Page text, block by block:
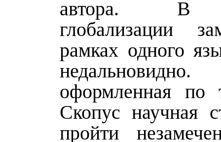
автора. В
глобализации
рамках одного
оформленная по
Скопус научная
пройти